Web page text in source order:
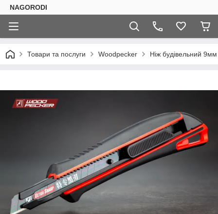
NAGORODI
Товари та послуги Woodpecker Ніж будівельний